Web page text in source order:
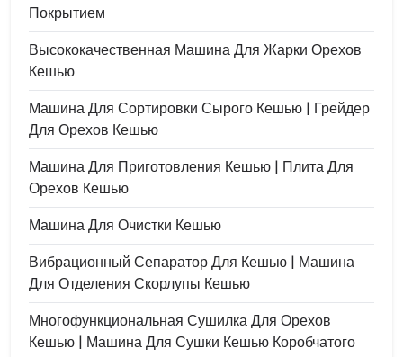
Покрытием
Высококачественная Машина Для Жарки Орехов
Кешью
Машина Для Сортировки Сырого Кешью | Грейдер
Для Орехов Кешью
Машина Для Приготовления Кешью | Плита Для
Орехов Кешью
Машина Для Очистки Кешью
Вибрационный Сепаратор Для Кешью | Машина
Для Отделения Скорлупы Кешью
Многофункциональная Сушилка Для Орехов
Кешью | Машина Для Сушки Кешью Коробчатого